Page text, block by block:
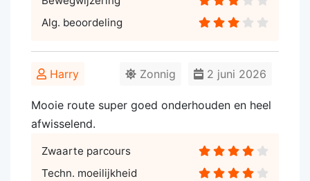
Alg. beoordeling
Harry 2 juni 2026
Zonnig
Mooie route super goed onderhouden en heel
afwisselend.
Zwaarte parcours
Techn. moeilijkheid